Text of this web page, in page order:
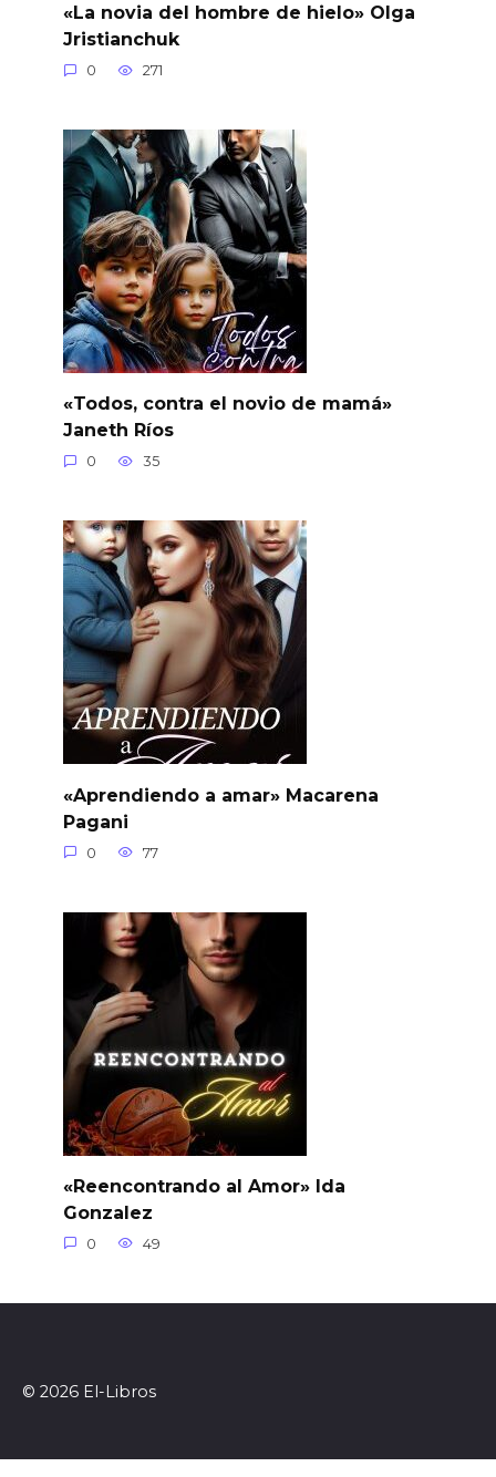
«La novia del hombre de hielo» Olga
Jristianchuk
0 271
«Todos, contra el novio de mamá»
Janeth Ríos
0 35
«Aprendiendo a amar» Macarena
Pagani
0 77
«Reencontrando al Amor» Ida
Gonzalez
0 49
© 2026 El-Libros